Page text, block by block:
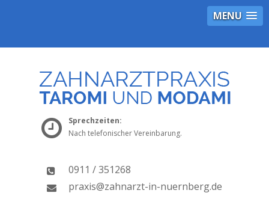
MENU
Sprechzeiten:
Nach telefonischer Vereinbarung.
0911 / 351268
praxis@zahnarzt-in-nuernberg.de